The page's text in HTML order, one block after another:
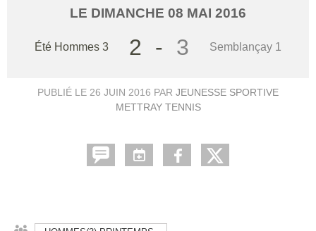
LE DIMANCHE 08 MAI 2016
Été Hommes 3 2 - 3 Semblançay 1
PUBLIÉ LE 26 JUIN 2016 PAR JEUNESSE SPORTIVE
METTRAY TENNIS